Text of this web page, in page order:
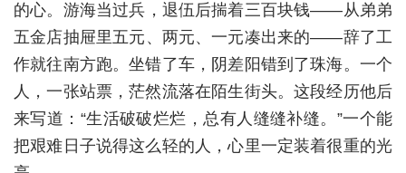
汽车
房产
消费
创意
的心。游海当过兵，退伍后揣着三百块钱——从弟弟
五金店抽屉里五元、两元、一元凑出来的——辞了工
作就往南方跑。坐错了车，阴差阳错到了珠海。一个
人，一张站票，茫然流落在陌生街头。这段经历他后
来写道：“生活破破烂烂，总有人缝缝补缝。”一个能
把艰难日子说得这么轻的人，心里一定装着很重的光